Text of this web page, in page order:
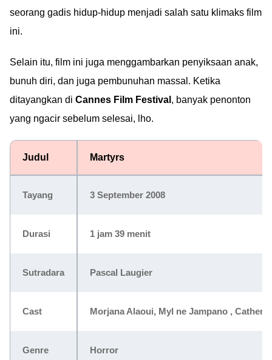
seorang gadis hidup-hidup menjadi salah satu klimaks film
ini.
Selain itu, film ini juga menggambarkan penyiksaan anak,
bunuh diri, dan juga pembunuhan massal. Ketika
ditayangkan di Cannes Film Festival , banyak penonton
yang ngacir sebelum selesai, lho.
Judul Martyrs
Tayang 3 September 2008
Durasi 1 jam 39 menit
Sutradara Pascal Laugier
Cast Morjana Alaoui, Myl ne Jampano ,
Genre Horror